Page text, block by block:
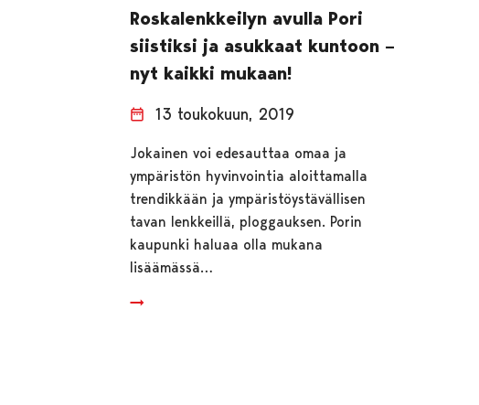
Roskalenkkeilyn avulla Pori
siistiksi ja asukkaat kuntoon –
nyt kaikki mukaan!
13 toukokuun, 2019
Jokainen voi edesauttaa omaa ja
ympäristön hyvinvointia aloittamalla
trendikkään ja ympäristöystävällisen
tavan lenkkeillä, ploggauksen. Porin
kaupunki haluaa olla mukana
lisäämässä…